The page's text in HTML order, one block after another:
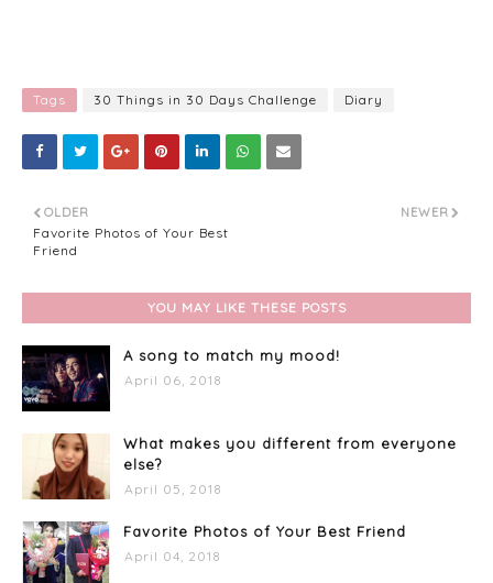
Tags 30 Things in 30 Days Challenge Diary
NEWER
OLDER
Favorite Photos of Your Best
Friend
YOU MAY LIKE THESE POSTS
A song to match my mood!
April 06, 2018
What makes you different from everyone
else?
April 05, 2018
Favorite Photos of Your Best Friend
April 04, 2018